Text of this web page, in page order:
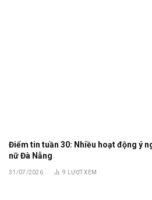
Điểm tin tuần 30: Nhiều hoạt động ý
nữ Đà Nẵng
31/07/2026 9 LƯỢT XEM